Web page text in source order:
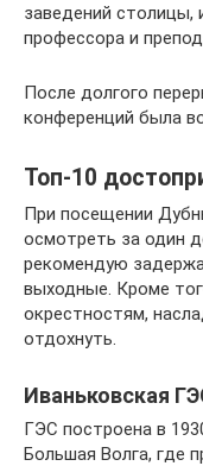
заведений столицы,
профессора и
После долгого
конференций была
Топ-10
При посещении
осмотреть за один
рекомендую
выходные. Кроме
окрестностям,
отдохнуть.
Иваньковская
ГЭС построена в
Большая Волга, где